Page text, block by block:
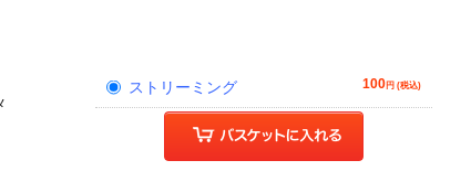
ストリーミング 100円 (税込)